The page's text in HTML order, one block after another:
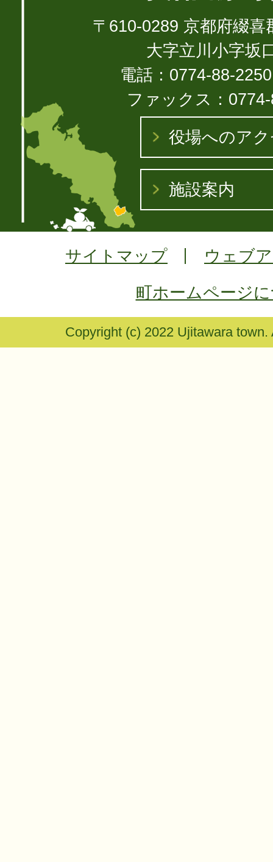
〒610-0289 京都府綴喜
大字立川小字坂
電話：0774-88-
ファックス：
役場へのア
施設案内
サイトマップ
ウェブ
町ホームページ
Copyright (c) 2022 Ujitawara